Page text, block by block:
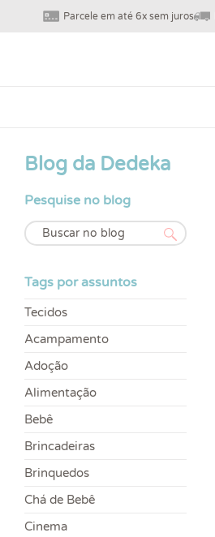
Parcele em até 6x sem juros
Blog da Dedeka
Pesquise no blog
Tags por assuntos
Tecidos
Acampamento
Adoção
Alimentação
Bebê
Brincadeiras
Brinquedos
Chá de Bebê
Cinema